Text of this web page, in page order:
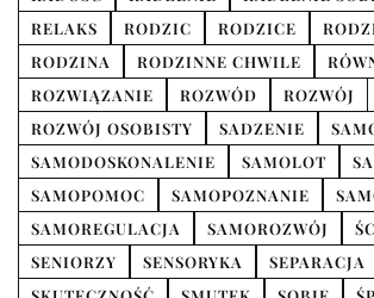
RELAKS
RODZIC RODZICE
RODZINA
RODZINNE CHWILE
ROZWIĄZANIE
ROZWÓD
ROZWÓJ
ROZWÓJ OSOBISTY
SADZENIE
SAMODOSKONALENIE
SAMOLOT
SAMOPOMOC
SAMOPOZNANIE
SAMOREGULACJA
SAMOROZWÓJ
SENIORZY
SENSORYKA SEPARACJA